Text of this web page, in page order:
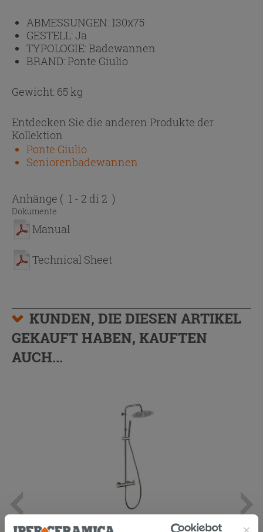
ABMESSUNGEN: 130x75
GESTELL:Ja
TYPOLOGIE:Badewannen
BRAND:Ponte Giulio
Gewicht: 65 kg
Entdecken Sie die anderen Produkte der
Kollektion
Ponte Giulio
Seniorenbadewannen
Anhänge ( 1 - 2 di 2 )
Dokumente
Manual
Technical Sheet
KUNDEN, DIE DIESEN ARTIKEL
GEKAUFT HABEN, KAUFTEN
AUCH...